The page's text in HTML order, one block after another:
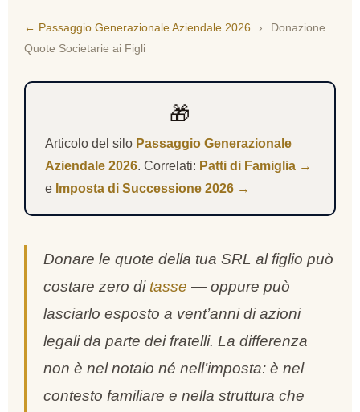
← Passaggio Generazionale Aziendale 2026 ›
Donazione
Quote Societarie ai Figli
🎁
Articolo del silo Passaggio Generazionale
Aziendale 2026. Correlati: Patti di Famiglia →
e Imposta di Successione 2026 →
Donare le quote della tua SRL al figlio può
costare zero di tasse — oppure può
lasciarlo esposto a vent’anni di azioni
legali da parte dei fratelli. La differenza
non è nel notaio né nell’imposta: è nel
contesto familiare e nella struttura che